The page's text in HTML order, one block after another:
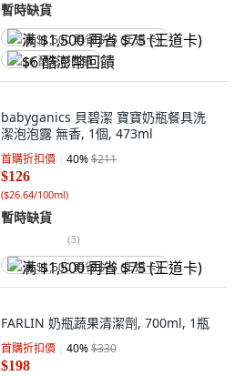
暫時缺貨
满 $1,500 再省 $75 (王道卡)
$6 酷澎幣回饋
babyganics 貝碧潔 寶寶奶瓶餐具洗
潔泡泡露 無香, 1個, 473ml
首購折扣價 40%$211
$126
($26.64/100ml)
暫時缺貨
(3)
满 $1,500 再省 $75 (王道卡)
FARLIN 奶瓶蔬果清潔劑, 700ml, 1瓶
首購折扣價 40%$330
$198